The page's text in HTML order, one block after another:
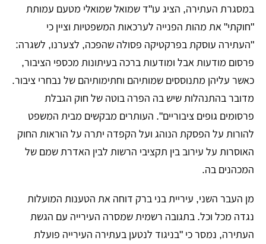
במסגרת העתירה, הציג עו"ד שמואל שמואלי מטעם עמותת
"חוקתי" את מהות הפנייה לערכאות המשפטיות וציין כי
"העתירה עוסקת בפרקטיקה פסולה שהפכה, לצערנו, לשגרה:
פרסום מודעות אבל ומודעות ברכה בעיתונות מכספי הציבור,
כאשר עליהן מתנוססים שמותיהם וחתימותיהם של נבחרי ציבור.
מדובר בהתנהלות שיש בה הפרה בוטה של חוק הגבלת
פרסומים גופים ציבוריים". העותרים מבקשים מבית המשפט
להורות על הפסקת הנוהג ועל הקפדה יתרה על הוראות החוק
האוסרות על עירוב בין תקציבי הרשות לבין האדרת שמם של
המכהנים בה.
מן העבר השני, עיריית בני ברק דוחה את הטענות המועלות
נגדה מכל וכל. בתגובה רשמית שמסרה העירייה עם הגשת
העתירה, נמסר כי "בניגוד לנטען בעתירה העירייה פועלת